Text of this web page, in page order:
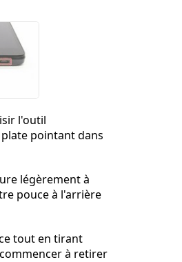
Annuler
l'outil
pointant dans
légèrement à
pouce à l'arrière
tout en tirant
à retirer